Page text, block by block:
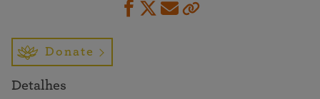
Donate
Detalhes